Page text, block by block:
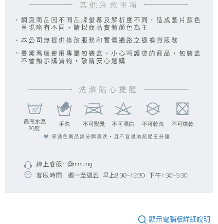
顯示電腦版詳細說明